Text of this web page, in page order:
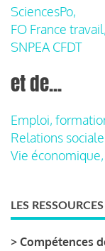
SciencesPo,
FO France travail,
SNPEA CFDT
et de...
Emploi,
Relations
Vie
LES RESSOURCES
> Compétences